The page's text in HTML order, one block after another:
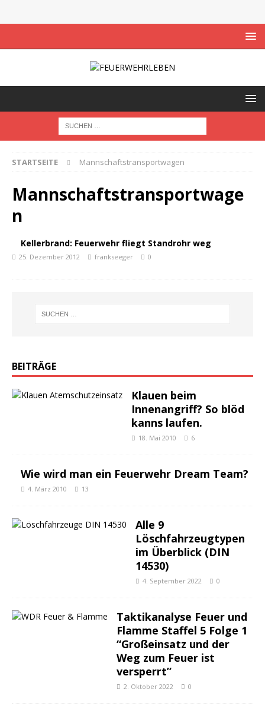
STARTSEITE Mannschaftstransportwagen
Mannschaftstransportwage
n
Kellerbrand: Feuerwehr fliegt Standrohr weg
25. Dezember 2012 frankseeger 0
BEITRÄGE
Klauen beim
Innenangriff? So blöd
kanns laufen.
18. Mai 2010 6
Wie wird man ein Feuerwehr Dream Team?
4. März 2010 13
Alle 9
Löschfahrzeugtypen
im Überblick (DIN
14530)
4. September 2022 0
Taktikanalyse Feuer und
Flamme Staffel 5 Folge 1
“Großeinsatz und der
Weg zum Feuer ist
versperrt”
2. Oktober 2022 0